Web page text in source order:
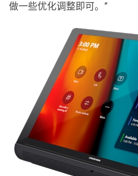
做一些优化调整即可。”